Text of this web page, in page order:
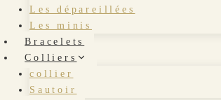
Les dépareillées
Les minis
Bracelets
Colliers
collier
Sautoir